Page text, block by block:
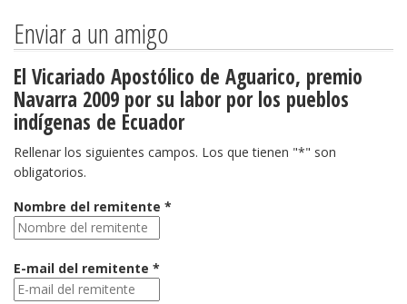
Enviar a un amigo
El Vicariado Apostólico de Aguarico, premio
Navarra 2009 por su labor por los pueblos
indígenas de Ecuador
Rellenar los siguientes campos. Los que tienen "*" son
obligatorios.
Nombre del remitente *
E-mail del remitente *